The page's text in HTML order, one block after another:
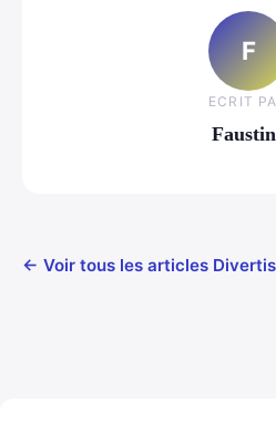
F
ECRIT
← Voir tous les articles